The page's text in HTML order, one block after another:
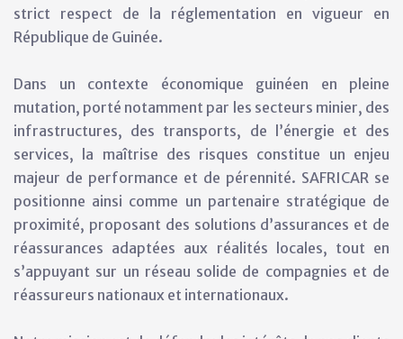
strict respect de la réglementation en vigueur en
République de Guinée.
Dans un contexte économique guinéen en pleine
mutation, porté notamment par les secteurs minier, des
infrastructures, des transports, de l’énergie et des
services, la maîtrise des risques constitue un enjeu
majeur de performance et de pérennité. SAFRICAR se
positionne ainsi comme un partenaire stratégique de
proximité, proposant des solutions d’assurances et de
réassurances adaptées aux réalités locales, tout en
s’appuyant sur un réseau solide de compagnies et de
réassureurs nationaux et internationaux.